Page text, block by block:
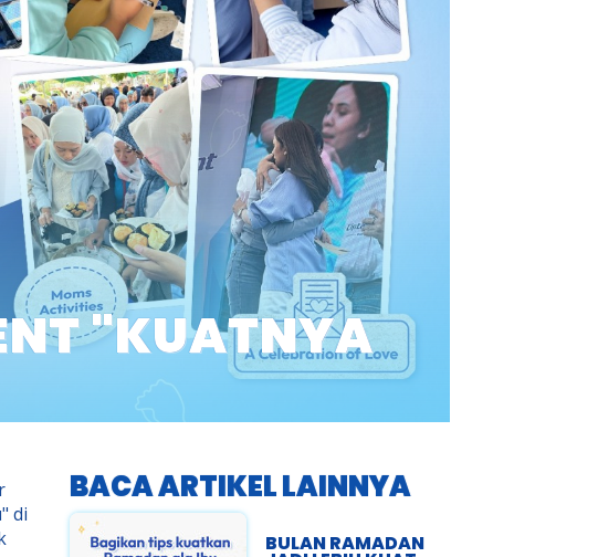
"KUATNYA
di
BACA ARTIKEL LAINNYA
BULAN RAMADAN